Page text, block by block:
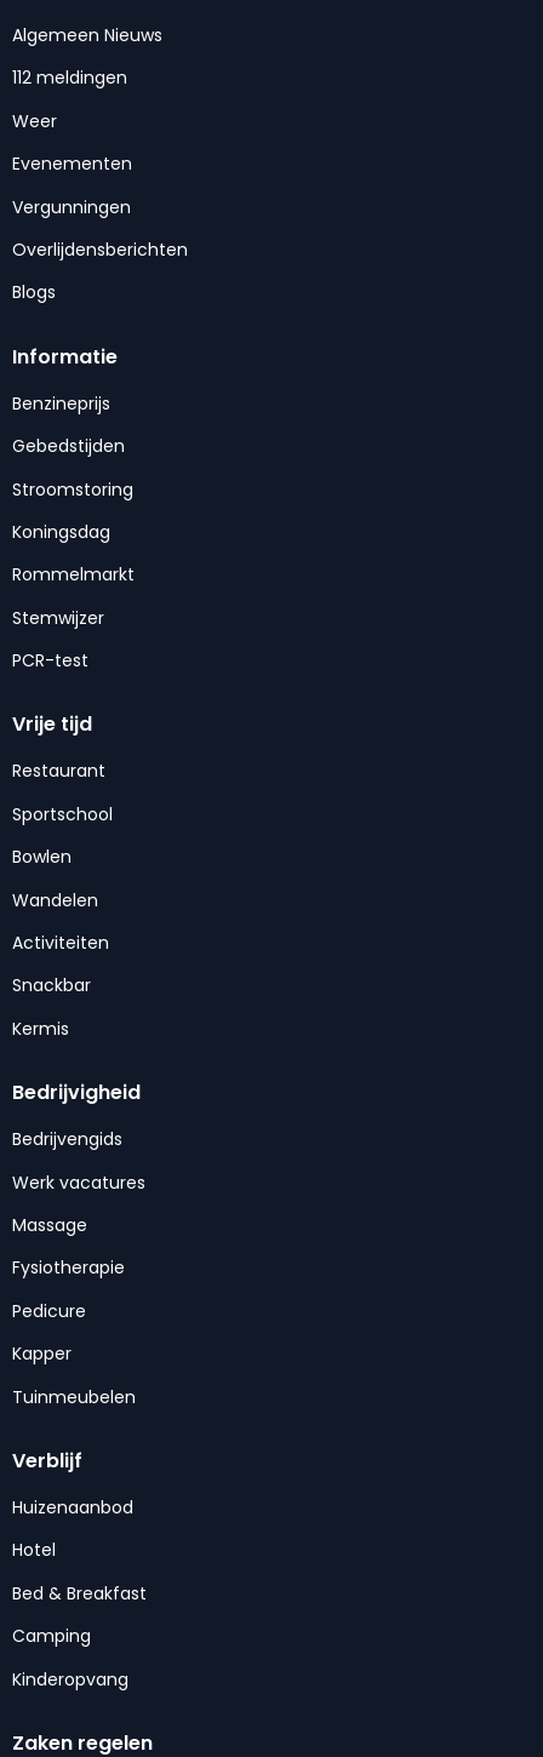
Algemeen Nieuws
112 meldingen
Weer
Evenementen
Vergunningen
Overlijdensberichten
Blogs
Informatie
Benzineprijs
Gebedstijden
Stroomstoring
Koningsdag
Rommelmarkt
Stemwijzer
PCR-test
Vrije tijd
Restaurant
Sportschool
Bowlen
Wandelen
Activiteiten
Snackbar
Kermis
Bedrijvigheid
Bedrijvengids
Werk vacatures
Massage
Fysiotherapie
Pedicure
Kapper
Tuinmeubelen
Verblijf
Huizenaanbod
Hotel
Bed & Breakfast
Camping
Kinderopvang
Zaken regelen